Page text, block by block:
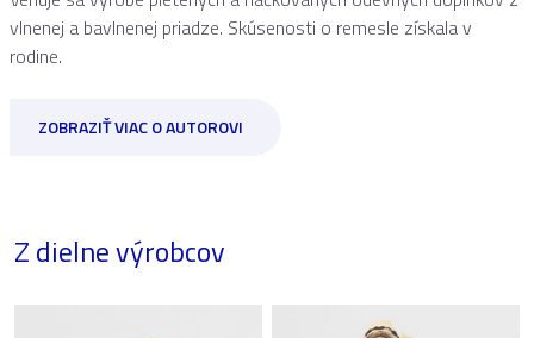
vlnenej a bavlnenej priadze. Skúsenosti o remesle získala v
rodine.
ZOBRAZIŤ VIAC O AUTOROVI
Z dielne výrobcov